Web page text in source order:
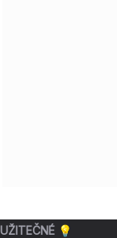
UŽITEČNÉ 💡